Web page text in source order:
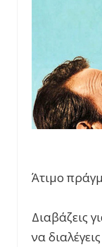
Άτιμο
Διαβάζεις
να